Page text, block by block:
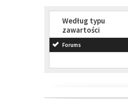
Według typu
zawartości
Forums